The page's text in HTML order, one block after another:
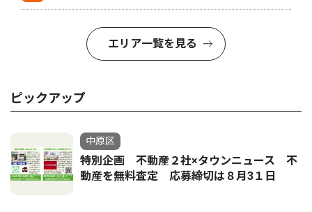
エリア一覧を見る
ピックアップ
中原区
特別企画 不動産２社×タウンニュース 不
動産を無料査定 応募締切は８月3１日